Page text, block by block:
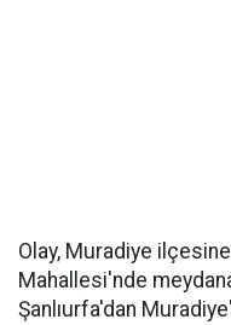
Olay, Muradiye
Mahallesi'nde
Şanlıurfa'dan